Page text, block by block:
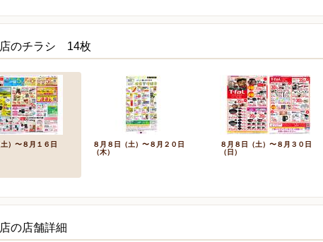
のチラシ 14枚
）〜８月１６日
８月８日（土）〜８月２０日
（木）
８月８日（土）〜８月３０日
（日）
の店舗詳細